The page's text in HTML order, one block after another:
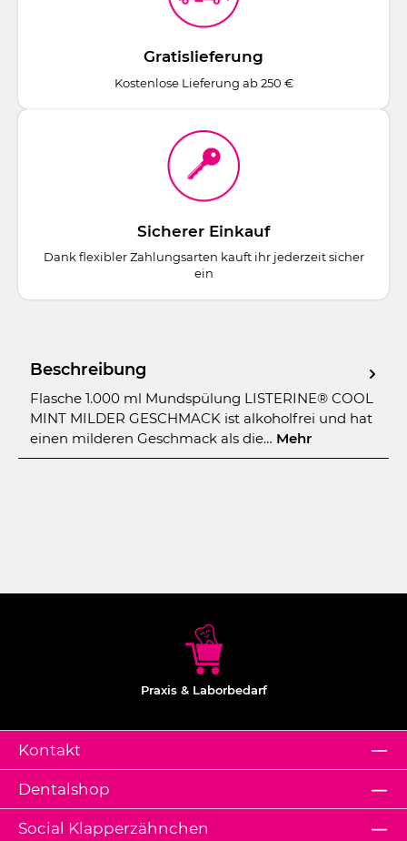
Gratislieferung
Kostenlose Lieferung ab 250 €
Sicherer Einkauf
Dank flexibler Zahlungsarten kauft ihr jederzeit sicher
ein
Beschreibung
Flasche 1.000 ml Mundspülung LISTERINE® COOL
MINT MILDER GESCHMACK ist alkoholfrei und hat
einen milderen Geschmack als die… Mehr
Praxis & Laborbedarf
Kontakt
Dentalshop
Social Klapperzähnchen